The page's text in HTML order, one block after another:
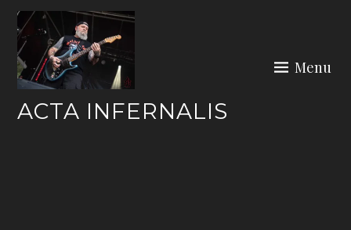
Skip
content
ACTA INFERNALIS
Menu